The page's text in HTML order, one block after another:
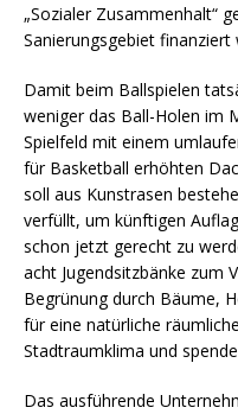
„Sozialer Zusammenhalt“
Sanierungsgebiet finanziert
Damit beim Ballspielen
weniger das Ball-Holen im
Spielfeld mit einem
für Basketball erhöhten
soll aus Kunstrasen
verfüllt, um künftigen
schon jetzt gerecht zu
acht Jugendsitzbänke zum
Begrünung durch Bäume,
für eine natürliche
Stadtraumklima und
Das ausführende